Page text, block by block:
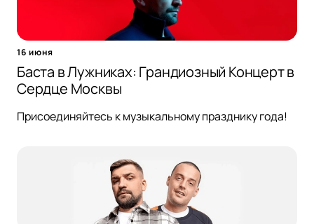
16 июня
Баста в Лужниках: Грандиозный Концерт в
Сердце Москвы
Присоединяйтесь к музыкальному празднику года!